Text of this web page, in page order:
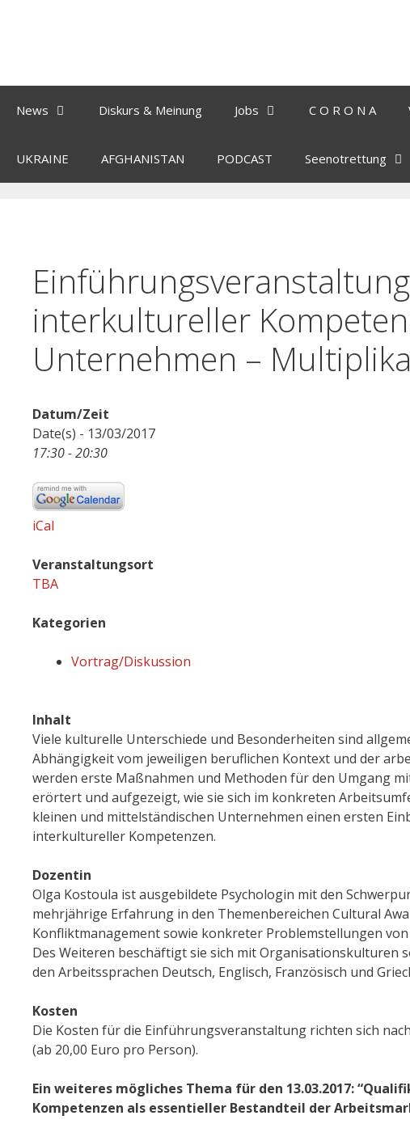
News Diskurs & Meinung Jobs C O R O N A
UKRAINE AFGHANISTAN PODCAST Seenotrettung
interkultureller
Unternehmen –
Datum/Zeit
Date(s) - 13/03/2017
17:30 - 20:30
iCal
Veranstaltungsort
TBA
Kategorien
Vortrag/Diskussion
Inhalt
Viele kulturelle Unterschiede und Besonderheiten sind
Abhängigkeit vom jeweiligen beruflichen Kontext und der
werden erste Maßnahmen und Methoden für den Umgang
erörtert und aufgezeigt, wie sie sich im konkreten
kleinen und mittelständischen Unternehmen einen ersten
interkultureller Kompetenzen.
Dozentin
Olga Kostoula ist ausgebildete Psychologin mit den
mehrjährige Erfahrung in den Themenbereichen Cultural
Konfliktmanagement sowie konkreter Problemstellungen
Des Weiteren beschäftigt sie sich mit
den Arbeitssprachen Deutsch, Englisch, Französisch und
Kosten
Die Kosten für die Einführungsveranstaltung richten sich
(ab 20,00 Euro pro Person).
Ein weiteres mögliches Thema für den 13.03.2017:
Kompetenzen als essentieller Bestandteil der